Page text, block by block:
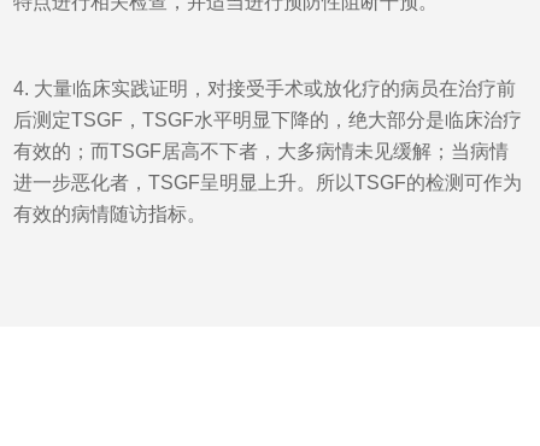
4. 大量临床实践证明，对接受手术或放化疗的病员在治疗前
后测定TSGF，TSGF水平明显下降的，绝大部分是临床治疗
有效的；而TSGF居高不下者，大多病情未见缓解；当病情
进一步恶化者，TSGF呈明显上升。所以TSGF的检测可作为
有效的病情随访指标。